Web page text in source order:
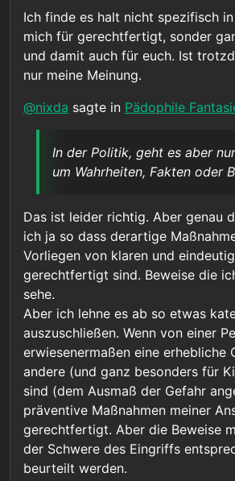
vorhanden und nach allem
auch nicht erbringbar, da
vorliegenden Daten das
Daher ist diese ganze
hypothetisch.”
In der Politik, geht es aber
Wahrheiten, Fakten oder
um knallharte Interessen und da
gerne mal diskriminierte
kaum wirksame Gegenwehr zu
die Klinge springen läßt, kann so
hypothetische Diskussion, auch
schnell von der Realität
Ich finde es halt nicht spezifisch
mich für gerechtfertigt, sonder
und damit auch für euch. Ist
nur meine Meinung.
@nixda sagte in Pädophile
In der Politik, geht es aber
um Wahrheiten, Fakten oder
Das ist leider richtig. Aber genau
ich ja so dass derartige
Vorliegen von klaren und
gerechtfertigt sind. Beweise die
sehe.
Aber ich lehne es ab so etwas
auszuschließen. Wenn von einer
erwiesenermaßen eine erhebliche
andere (und ganz besonders für
sind (dem Ausmaß der Gefahr
präventive Maßnahmen meiner
gerechtfertigt. Aber die Beweise
der Schwere des Eingriffs
beurteilt werden.